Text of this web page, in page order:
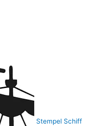
Stempel Schiff